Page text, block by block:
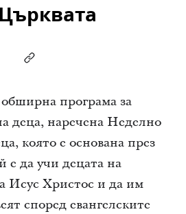
програма за
деца, наречена Неделно
която е основана през
е да учи децата на
Исус Христос и да им
според евангелските